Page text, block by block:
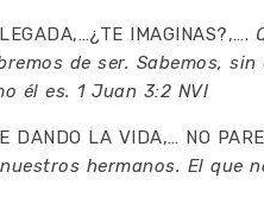
IMAGINAS?,….
de ser. Sabemos,
él es. 1 Juan 3:2 NVI
DANDO LA VIDA,… NO
hermanos. El que